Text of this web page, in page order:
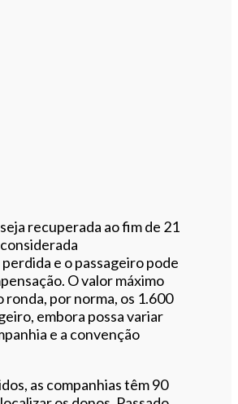
recuperada ao fim de 21
e o passageiro pode
O valor máximo
ronda, por norma, os 1.600
embora possa variar
e a convenção
as companhias têm 90